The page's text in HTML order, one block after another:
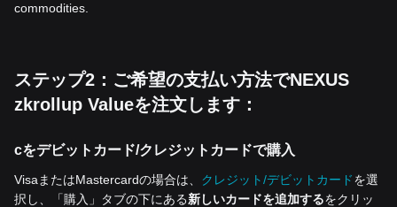
commodities.
ステップ2：ご希望の支払い方法でNEXUS
zkrollup Valueを注文します：
cをデビットカード/クレジットカードで購入
VisaまたはMastercardの場合は、 クレジット/デビットカードを選
択し、「購入」タブの下にある新しいカードを追加するをクリッ